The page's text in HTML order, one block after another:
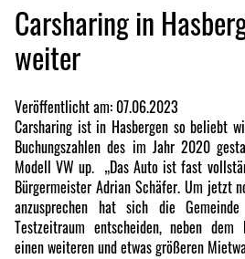
Carsharing in
weiter
Veröffentlicht am: 07.06.2023
Carsharing ist in Hasbergen so beliebt
Buchungszahlen des im Jahr 2020
Modell VW up. „Das Auto ist fast
Bürgermeister Adrian Schäfer. Um jetzt
anzusprechen hat sich die
Testzeitraum entscheiden, neben dem
einen weiteren und etwas größeren